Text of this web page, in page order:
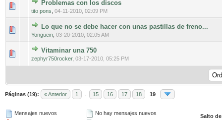
Problemas con los discos
tito pons 04-11-2010, 02:09 PM
0 voto(s) - Media 0 de 5
12345
Lo que no se debe hacer con unas pastillas de freno...
Yongüein 03-20-2010, 02:05 AM
0 voto(s) - Media 0 de 5
1234 5
Vitaminar una 750
zephyr750rocker, 03-17-2010, 05:25 PM
0 voto(s) - Media 0 de 5
Páginas (19): « Anterior 1 15 16 17 18 19
Mensajes nuevos
No hay mensajes nuevos
Salto